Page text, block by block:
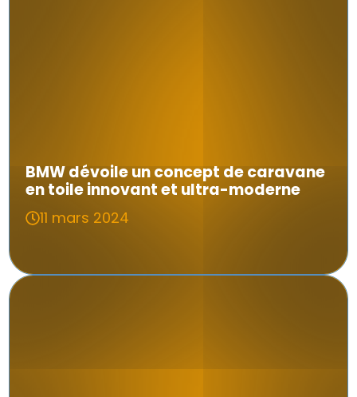
BMW dévoile un concept de caravane
en toile innovant et ultra-moderne
11 mars 2024